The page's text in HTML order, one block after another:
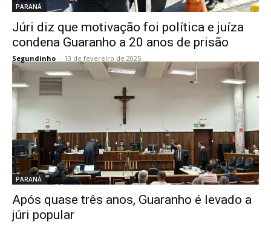
PARANÁ
Júri diz que motivação foi política e juíza
condena Guaranho a 20 anos de prisão
Segundinho - 13 de fevereiro de 2025
PARANÁ
Após quase três anos, Guaranho é levado a
júri popular